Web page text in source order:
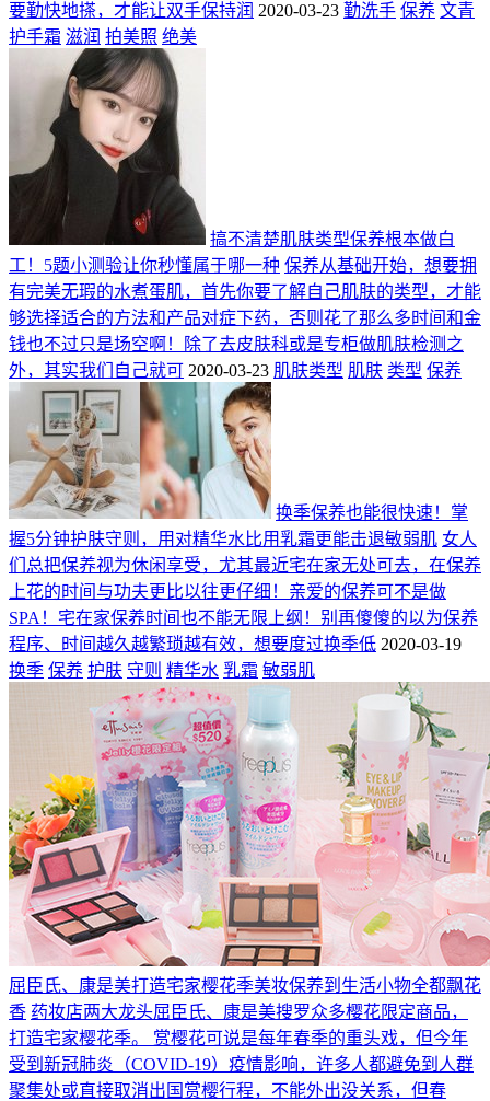
要勤快地搽，才能让双手保持润 2020-03-23 勤洗手 保养 文青
护手霜 滋润 拍美照 绝美
搞不清楚肌肤类型保养根本做白
工！5题小测验让你秒懂属于哪一种 保养从基础开始，想要拥
有完美无瑕的水煮蛋肌，首先你要了解自己肌肤的类型，才能
够选择适合的方法和产品对症下药，否则花了那么多时间和金
钱也不过只是场空啊！除了去皮肤科或是专柜做肌肤检测之
外，其实我们自己就可 2020-03-23 肌肤类型 肌肤 类型 保养
换季保养也能很快速！掌
握5分钟护肤守则，用对精华水比用乳霜更能击退敏弱肌 女人
们总把保养视为休闲享受，尤其最近宅在家无处可去，在保养
上花的时间与功夫更比以往更仔细！亲爱的保养可不是做
SPA！宅在家保养时间也不能无限上纲！别再傻傻的以为保养
程序、时间越久越繁琐越有效，想要度过换季低 2020-03-19
换季 保养 护肤 守则 精华水 乳霜 敏弱肌
屈臣氏、康是美打造宅家樱花季美妆保养到生活小物全都飘花
香 药妆店两大龙头屈臣氏、康是美搜罗众多樱花限定商品，
打造宅家樱花季。 赏樱花可说是每年春季的重头戏，但今年
受到新冠肺炎（COVID-19）疫情影响，许多人都避免到人群
聚集处或直接取消出国赏樱行程，不能外出没关系，但春